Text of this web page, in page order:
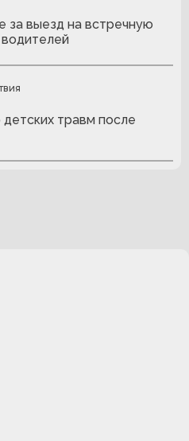
выезд на встречную
травм после